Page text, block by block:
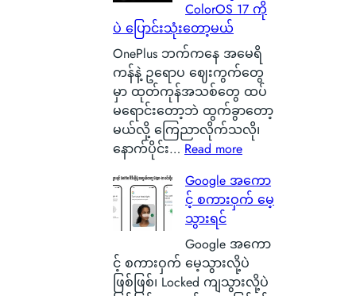
ဂါ
း
တ
စ်
ကေ
ာ
င်
မှ
န်
ယ်
ပျံ
t
e
r
y
ဆို
တ
ာ
ာ
လဲ
ါ
ဟ
စ်
ဖြ
စ်
ကြေ
ာ
င်
း
သ
သေ
ပြ
လို့
ရ
မ
ယ့်
ColorOS 17 ကို
ပဲ ပြောင်းသုံးတော့မယ်
OnePlus ဘက်ကနေ အမေရိ
ကန်နဲ့ ဥရောပ ဈေးကွက်တွေ
မှာ ထုတ်ကုန်အသစ်တွေ ထပ်
မရောင်းတော့ဘဲ ထွက်ခွာတော့
မယ်လို့ ကြေညာလိုက်သလို၊
နောက်ပိုင်း… Read more:
x
y
e
n
O
Google အကော
င့် စကားဝှက် မေ့
သွားရင်
Google အကော
င့် စကားဝှက် မေ့သွားလို့ပဲ
ဖြစ်ဖြစ်၊ Locked ကျသွားလို့ပဲ